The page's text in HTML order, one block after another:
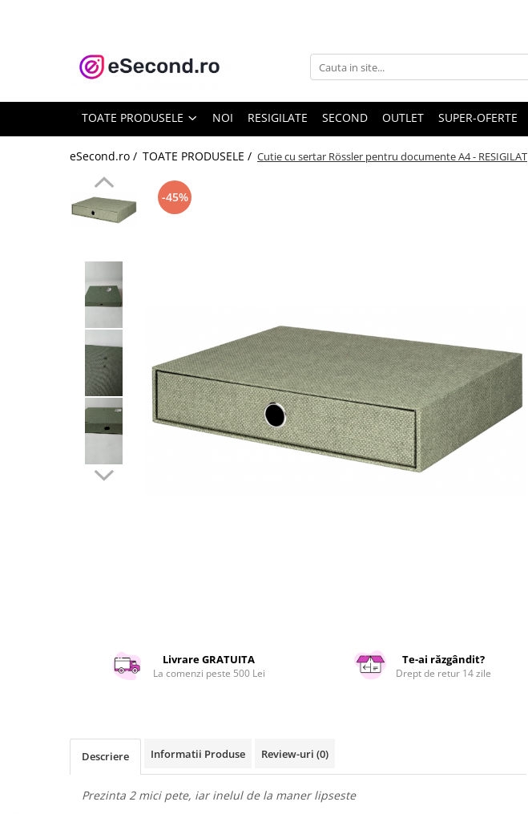
TOATE PRODUSELE
Accesorii Auto
Covorase auto
Echipamente pentru Atelier
Electronice Auto
Intretinere & Cosmetica auto
Casa, Gradina & Bricolaj
Bucatarie & Servire
Curatenie si intretinere
Hobby-uri creative
Scule electrice si unelte
Silicon, spume si solutii tehnice
Uscatoare rufe
Utilaje si materiale de constructii
Laptop, Tablete & Telefoane
Accesorii tablete
TOATE PRODUSELE NOI RESIGILATE SECOND OUTLET SUPER-OFERTE
eSecond.ro / TOATE PRODUSELE / Cutie cu sertar Rössler pentru documente A4 - RESIGILAT
-45%
Livrare GRATUITA
La comenzi peste 500 Lei
Te-ai răzgândit?
Drept de retur 14 zile
Descriere Informatii Produse Review-uri (0)
Prezinta 2 mici pete, iar inelul de la maner lipseste